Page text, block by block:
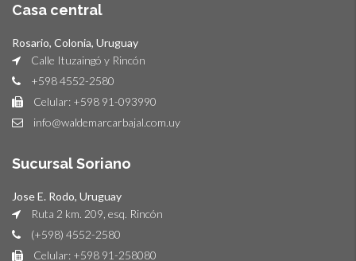
Casa central
Rosario, Colonia, Uruguay
Calle Ituzaingó y Rincón
+598 4552-2580
Celular: +598 91-093990
info@waldemarcarbajal.com.uy
Sucursal Soriano
Jose E. Rodo, Uruguay
Ruta 2 km. 209, esq. Rincón
(+598) 4552-2580
Celular: +598 91-258080